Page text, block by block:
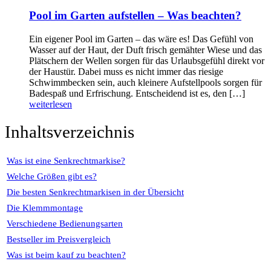
Pool im Garten aufstellen – Was beachten?
Ein eigener Pool im Garten – das wäre es! Das Gefühl von
Wasser auf der Haut, der Duft frisch gemähter Wiese und das
Plätschern der Wellen sorgen für das Urlaubsgefühl direkt vor
der Haustür. Dabei muss es nicht immer das riesige
Schwimmbecken sein, auch kleinere Aufstellpools sorgen für
Badespaß und Erfrischung. Entscheidend ist es, den […]
weiterlesen
Inhaltsverzeichnis
Was ist eine Senkrechtmarkise?
Welche Größen gibt es?
Die besten Senkrechtmarkisen in der Übersicht
Die Klemmmontage
Verschiedene Bedienungsarten
Bestseller im Preisvergleich
Was ist beim kauf zu beachten?